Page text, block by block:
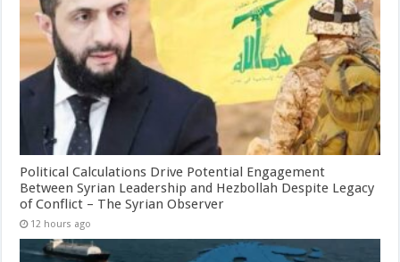
Political Calculations Drive Potential Engagement
Between Syrian Leadership and Hezbollah Despite Legacy
of Conflict – The Syrian Observer
12 hours ago